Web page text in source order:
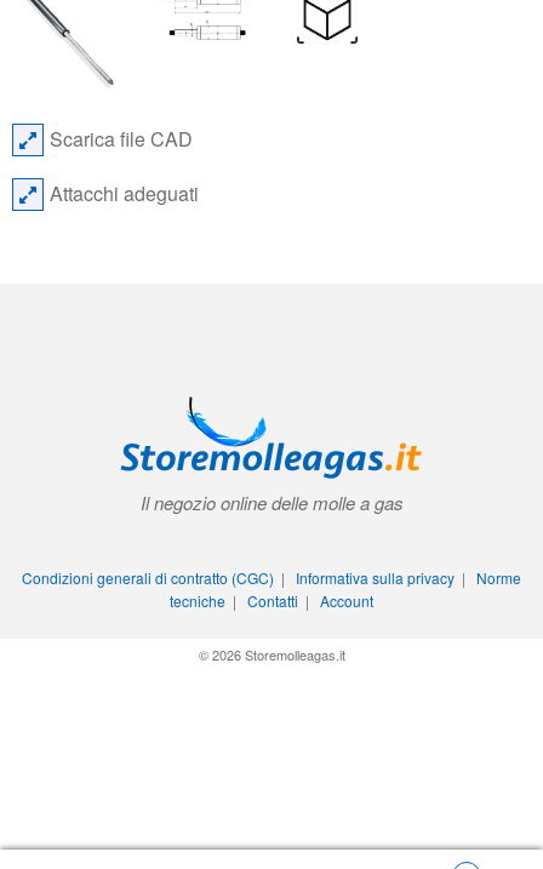
Scarica file CAD
Attacchi adeguati
Il negozio online delle molle a gas
Condizioni generali di contratto (CGC) | Informativa sulla privacy | Norme
tecniche | Contatti | Account
© 2026 Storemolleagas.it